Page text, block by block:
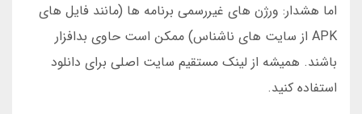
اما هشدار: ورژن های غیررسمی برنامه ها (مانند فایل های
APK از سایت های ناشناس) ممکن است حاوی بدافزار
باشند. همیشه از لینک مستقیم سایت اصلی برای دانلود
استفاده کنید.